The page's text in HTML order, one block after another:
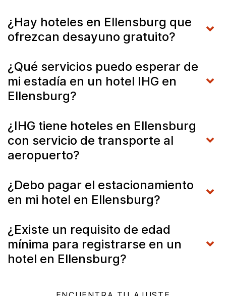
¿Hay hoteles en Ellensburg que
ofrezcan desayuno gratuito?
¿Qué servicios puedo esperar de
mi estadía en un hotel IHG en
Ellensburg?
¿IHG tiene hoteles en Ellensburg
con servicio de transporte al
aeropuerto?
¿Debo pagar el estacionamiento
en mi hotel en Ellensburg?
¿Existe un requisito de edad
mínima para registrarse en un
hotel en Ellensburg?